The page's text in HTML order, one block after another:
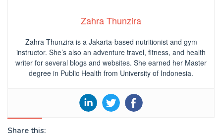
Zahra Thunzira
Zahra Thunzira is a Jakarta-based nutritionist and gym
instructor. She’s also an adventure travel, fitness, and health
writer for several blogs and websites. She earned her Master
degree in Public Health from University of Indonesia.
Share this: